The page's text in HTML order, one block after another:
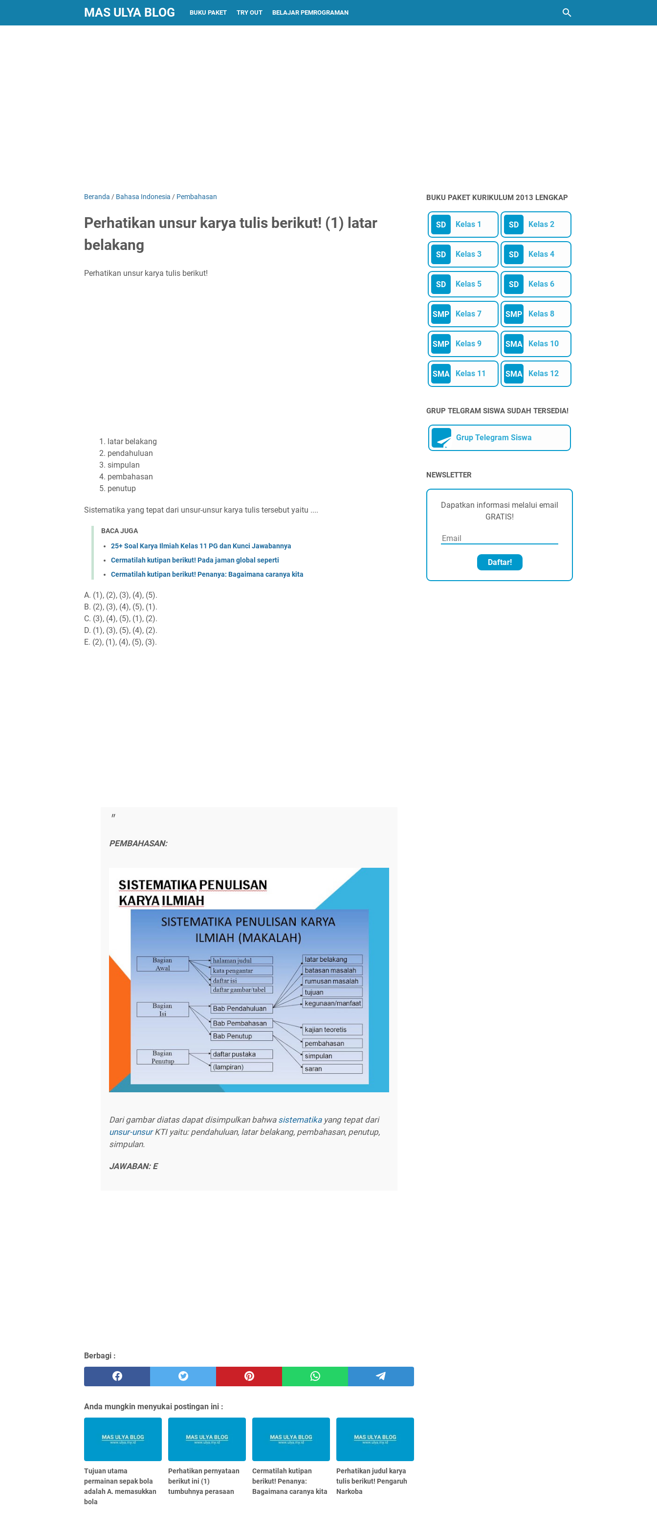
MAS ULYA BLOG BUKU PAKET TRY OUT BELAJAR PEMROGRAMAN
Beranda / Bahasa Indonesia / Pembahasan
Perhatikan unsur karya tulis berikut! (1) latar
belakang
Perhatikan unsur karya tulis berikut!
latar belakang
pendahuluan
simpulan
pembahasan
penutup
Sistematika yang tepat dari unsur-unsur karya tulis tersebut yaitu ....
BACA JUGA
25+ Soal Karya Ilmiah Kelas 11 PG dan Kunci Jawabannya
Cermatilah kutipan berikut! Pada jaman global seperti
Cermatilah kutipan berikut! Penanya: Bagaimana caranya kita
A. (1), (2), (3), (4), (5).
B. (2), (3), (4), (5), (1).
C. (3), (4), (5), (1), (2).
D. (1), (3), (5), (4), (2).
E. (2), (1), (4), (5), (3).
PEMBAHASAN:
Dari gambar diatas dapat disimpulkan bahwa sistematika yang tepat dari
unsur-unsurKTI yaitu: pendahuluan, latar belakang, pembahasan, penutup,
simpulan.
JAWABAN: E
Berbagi :
Anda mungkin menyukai postingan ini :
Tujuan utama
permainan sepak bola
adalah A. memasukkan
bola
Perhatikan pernyataan
berikut ini (1)
tumbuhnya perasaan
Cermatilah kutipan
berikut! Penanya:
Bagaimana caranya kita
Perhatikan judul karya
tulis berikut! Pengaruh
Narkoba
BUKU PAKET KURIKULUM 2013 LENGKAP
SD Kelas 1 SD Kelas 2
SD Kelas 3 SD Kelas 4
SD Kelas 5 SD Kelas 6
SMP Kelas 7 SMP Kelas 8
SMP Kelas 9 SMA Kelas 10
SMA Kelas 11 SMA Kelas 12
GRUP TELGRAM SISWA SUDAH TERSEDIA!
Grup Telegram Siswa
NEWSLETTER
Dapatkan informasi melalui email
GRATIS!
Daftar!